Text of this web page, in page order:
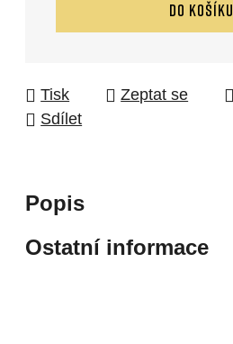
DO KOŠÍKU
Tisk Zeptat se
Sdílet
Popis
Ostatní informace